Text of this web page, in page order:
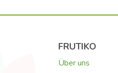
FRUTIKO
Über uns